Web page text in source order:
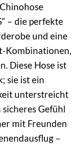
Chinohose
– die perfekte
und eine
Kombinationen,
Diese Hose ist
sie ist ein
unterstreicht
Gefühl
mit Freunden
–